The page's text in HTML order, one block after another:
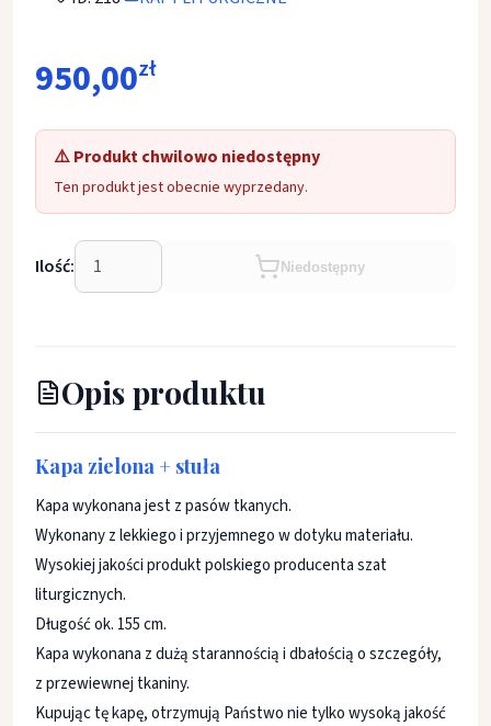
950,00zł
⚠️ Produkt chwilowo niedostępny
Ten produkt jest obecnie wyprzedany.
Ilość: Niedostępny
Opis produktu
Kapa zielona + stuła
Kapa wykonana jest z pasów tkanych.
Wykonany z lekkiego i przyjemnego w dotyku materiału.
Wysokiej jakości produkt polskiego producenta szat
liturgicznych.
Długość ok. 155 cm.
Kapa wykonana z dużą starannością i dbałością o szczegóły,
z przewiewnej tkaniny.
Kupując tę kapę, otrzymują Państwo nie tylko wysoką jakość